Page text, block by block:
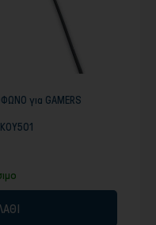
για GAMERS